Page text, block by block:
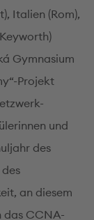
Italien (Rom),
Gymnasium
Projekt
und
des
an diesem
das CCNA-